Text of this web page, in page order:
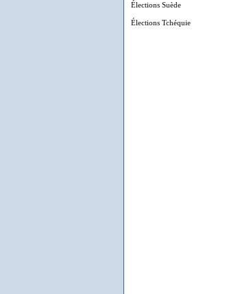
Élections Suède
Élections Tchéquie